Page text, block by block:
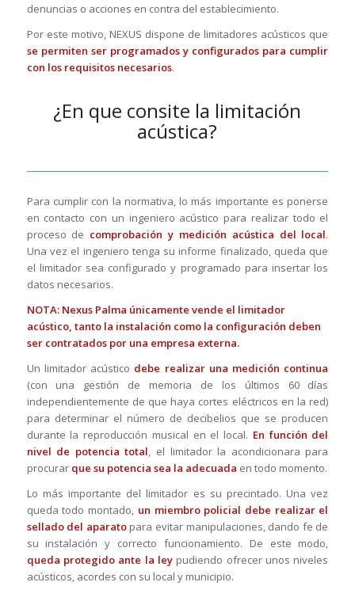
denuncias o acciones en contra del establecimiento.
Por este motivo, NEXUS dispone de limitadores acústicos que
se permiten ser programados y configurados para cumplir
con los requisitos necesarios.
¿En que consite la limitación
acústica?
Para cumplir con la normativa, lo más importante es ponerse
en contacto con un ingeniero acústico para realizar todo el
proceso de comprobación y medición acústica del local.
Una vez el ingeniero tenga su informe finalizado, queda que
el limitador sea configurado y programado para insertar los
datos necesarios.
NOTA: Nexus Palma únicamente vende el limitador
acústico, tanto la instalación como la configuración deben
ser contratados por una empresa externa.
Un limitador acústico debe realizar una medición continua
(con una gestión de memoria de los últimos 60 días
independientemente de que haya cortes eléctricos en la red)
para determinar el número de decibelios que se producen
durante la reproducción musical en el local. En función del
nivel de potencia total, el limitador la acondicionara para
procurar que su potencia sea la adecuada en todo momento.
Lo más importante del limitador es su precintado. Una vez
queda todo montado, un miembro policial debe realizar el
sellado del aparatopara evitar manipulaciones, dando fe de
su instalación y correcto funcionamiento. De este modo,
queda protegido ante la ley pudiendo ofrecer unos niveles
acústicos, acordes con su local y municipio.